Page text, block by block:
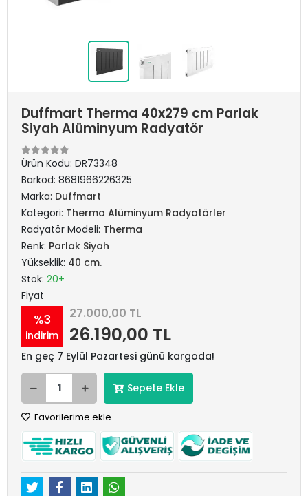
Duffmart Therma 40x279 cm Parlak
Siyah Alüminyum Radyatör
Ürün Kodu: DR73348
Barkod: 8681966226325
Marka: Duffmart
Kategori: Therma Alüminyum Radyatörler
Radyatör Modeli: Therma
Renk: Parlak Siyah
Yükseklik: 40 cm.
Stok: 20+
Fiyat
%3
indirim
27.000,00 TL
26.190,00 TL
En geç 7 Eylül Pazartesi günü kargoda!
Sepete Ekle
Favorilerime ekle